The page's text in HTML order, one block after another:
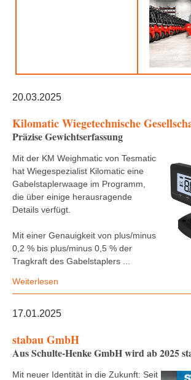
20.03.2025
Kilomatic Wiegetechnische
Präzise Gewichtserfassung
Mit der KM Weighmatic von Tesmatic
hat Wiegespezialist Kilomatic eine
Gabelstaplerwaage im Programm,
die über einige herausragende
Details verfügt.
Mit einer Genauigkeit von plus/minus
0,2 % bis plus/minus 0,5 % der
Tragkraft des Gabelstaplers ...
Weiterlesen
17.01.2025
stabau GmbH
Aus Schulte-Henke GmbH wird ab 2025
Mit neuer Identität in die Zukunft: Seit